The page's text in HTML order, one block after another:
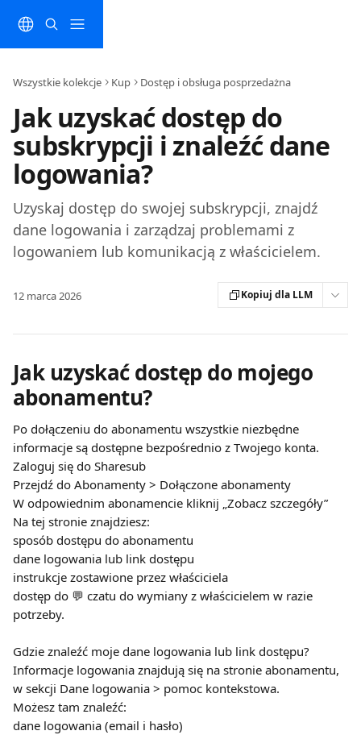
Wszystkie kolekcje Kup Dostęp i obsługa posprzedażna
Jak uzyskać dostęp do
subskrypcji i znaleźć dane
logowania?
Uzyskaj dostęp do swojej subskrypcji, znajdź
dane logowania i zarządzaj problemami z
logowaniem lub komunikacją z właścicielem.
12 marca 2026 Kopiuj dla LLM
Jak uzyskać dostęp do mojego
abonamentu?
Po dołączeniu do abonamentu wszystkie niezbędne
informacje są dostępne bezpośrednio z Twojego konta.
Zaloguj się do Sharesub
Przejdź do Abonamenty > Dołączone abonamenty
W odpowiednim abonamencie kliknij „Zobacz szczegóły”
Na tej stronie znajdziesz:
sposób dostępu do abonamentu
dane logowania lub link dostępu
instrukcje zostawione przez właściciela
dostęp do 💬 czatu do wymiany z właścicielem w razie
potrzeby.
Gdzie znaleźć moje dane logowania lub link dostępu?
Informacje logowania znajdują się na stronie abonamentu,
w sekcji Dane logowania > pomoc kontekstowa.
Możesz tam znaleźć:
dane logowania (email i hasło)